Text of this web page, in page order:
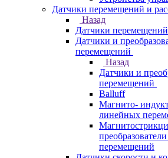
Датчики перемещений и
Назад
Датчики перемещений
Датчики и
перемещений
Назад
Датчики и
перемещений
Balluff
Магнито-
линейных
перемещений